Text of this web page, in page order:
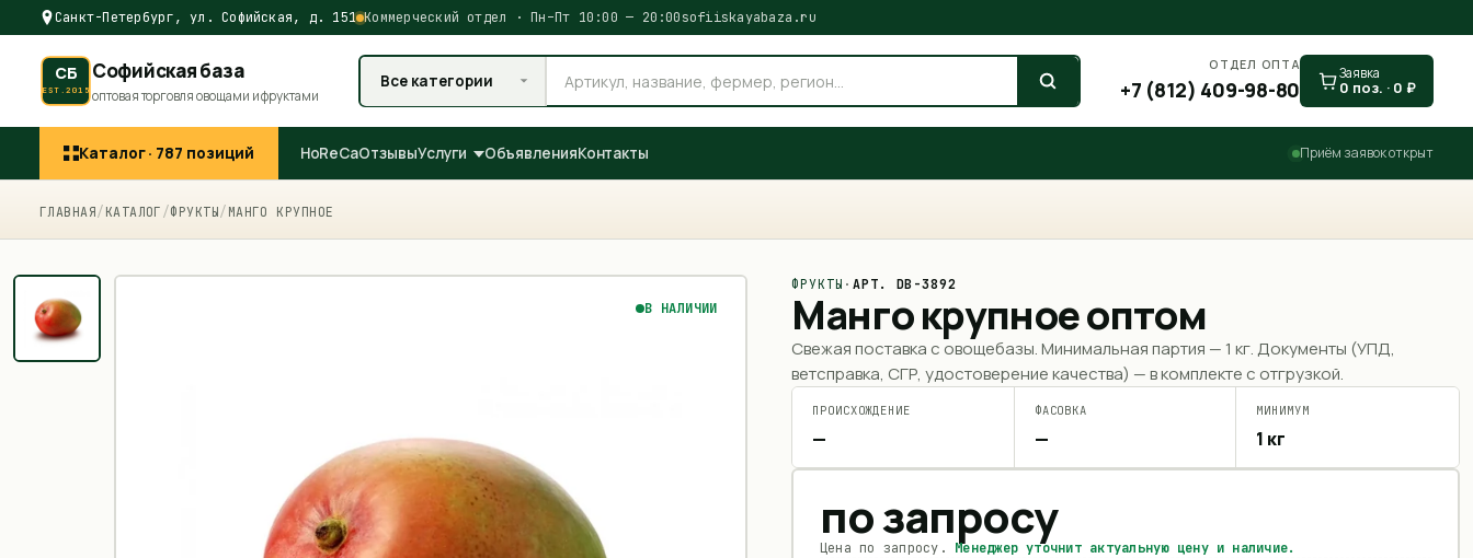
Санкт-Петербург, ул. Софийская, д. 151 Коммерческий отдел · Пн–Пт 10:00 — 20:00sofiiskayabaza.ru
СБ
EST.2015
Софийская база
оптовая торговля овощами и фруктами
Все категории
ОТДЕЛ ОПТА
+7 (812) 409-98-80
Заявка
0 поз. · 0 ₽
Каталог · 787 позиций HoReCaОтзывыУслуги ОбъявленияКонтакты Приём заявок открыт
ГЛАВНАЯ/ КАТАЛОГ /ФРУКТЫ/ МАНГО КРУПНОЕ
В НАЛИЧИИ
ФРУКТЫ · АРТ. DB-3892
Манго крупное оптом
Свежая поставка с овощебазы. Минимальная партия —1 кг. Документы (УПД,
ветсправка, СГР, удостоверение качества) — в комплекте с отгрузкой.
ПРОИСХОЖДЕНИЕ
—
ФАСОВКА
—
МИНИМУМ
1 кг
по запросу
Цена по запросу. Менеджер уточнит актуальную цену и наличие.